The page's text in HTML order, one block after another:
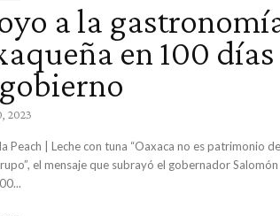
a la
en 100 días
2023
| Leche con tuna “Oaxaca no es patrimonio de
el mensaje que subrayó el gobernador